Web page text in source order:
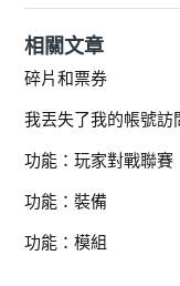
相關文章
碎片和票券
我丟失了我的帳號訪
功能：玩家對戰聯賽
功能：裝備
功能：模組